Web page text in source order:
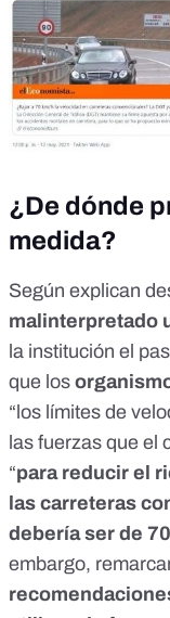
¿De dónde
medida?
Según explican
malinterpretado
la institución el
que los
“los límites de
las fuerzas que el
“para reducir el
las carreteras
debería ser de
embargo,